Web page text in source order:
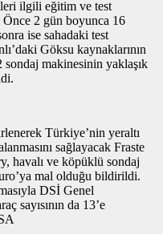
ilgili eğitim ve test
Önce 2 gün boyunca 16
ise sahadaki test
Göksu kaynaklarının
sondaj makinesinin yaklaşık
Türkiye’nin yeraltı
sağlayacak Fraste
havalı ve köpüklü sondaj
mal olduğu bildirildi.
DSİ Genel
sayısının da 13’e